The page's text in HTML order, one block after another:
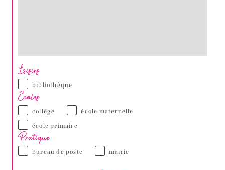
Loisirs
bibliothèque
Ecoles
collège école maternelle
école primaire
Pratique
bureau de poste mairie